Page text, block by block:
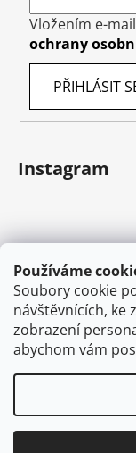
Používáme
Soubory cookie
návštěvnících, ke
zobrazení
abychom vám
Vložením e-
ochrany
PŘIHLÁSIT
Instagram